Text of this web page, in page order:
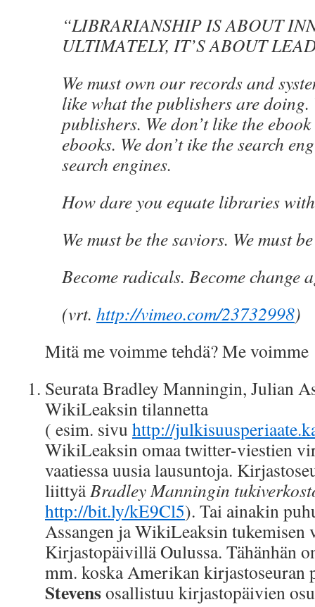
“LIBRARIANSHIP IS ABOUT
ULTIMATELY, IT’S ABOUT
We must own our records and
like what the publishers are doing.
publishers. We don’t like the
ebooks. We don’t ike the search
search engines.
How dare you equate libraries
We must be the saviors. We must
Become radicals. Become change
(vrt. http://vimeo.com/23732998)
Mitä me voimme tehdä? Me voimme
Seurata Bradley Manningin, Julian
WikiLeaksin tilannetta
( esim. sivu http://
WikiLeaksin omaa twitter-viestien
vaatiessa uusia lausuntoja.
liittyäBradley Manningin
http://bit.ly/kE9Cl5). Tai ainakin
Assangen ja WikiLeaksin tukemisen
Kirjastopäivillä Oulussa. Tähänhän
mm. koska Amerikan kirjastoseuran
Stevensosallistuu kirjastopäivien